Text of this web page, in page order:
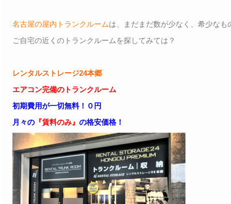
名古屋の屋内トランクルームは、まだまだ数が少なく、希少なも
ご自宅の近くのトランクルームを探してみては？
レンタルストレージ24本郷
エアコン完備のトランクルーム
初期費用が一切無料！０円
月々の 『賃料のみ』の格安価格！